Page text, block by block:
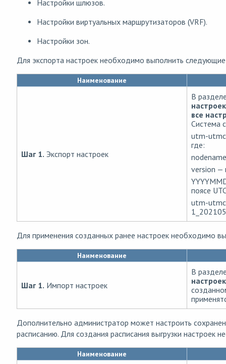
Настройки шлюзов.
Настройки виртуальных маршрутизаторов (VRF).
Настройки зон.
Для экспорта настроек необходимо выполнить
Наименование
Шаг 1. Экспорт настроек
В
все
Система
utm-
где:
nodename
version —
поясе
utm-
Для применения созданных ранее настроек необходимо
Наименование
Шаг 1. Импорт настроек
В
настроек
Дополнительно администратор может настроить
расписанию. Для создания расписания выгрузки
Наименование